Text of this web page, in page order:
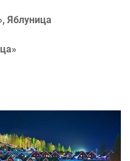
Яблуница